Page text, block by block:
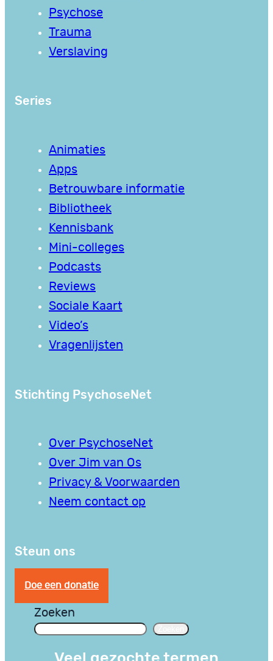
Psychose
Trauma
Verslaving
Series
Animaties
Apps
Betrouwbare informatie
Bibliotheek
Kennisbank
Mini-colleges
Podcasts
Reviews
Sociale Kaart
Video’s
Vragenlijsten
Stichting PsychoseNet
Over PsychoseNet
Over Jim van Os
Privacy & Voorwaarden
Neem contact op
Steun ons
Doe een donatie
Zoeken